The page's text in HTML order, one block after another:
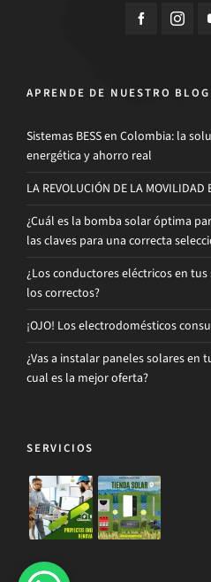
APRENDE DE NUESTRO BLOG
Sistemas BESS en Colombia: la
energética y ahorro real
LA REVOLUCIÓN DE LA MOVILIDAD
¿Cuál es la bomba solar óptima
las claves para una correcta
¿Los conductores eléctricos en
los correctos?
¡OJO! Los electrodomésticos
¿Vas a instalar paneles solares en
cual es la mejor oferta?
SERVICIOS